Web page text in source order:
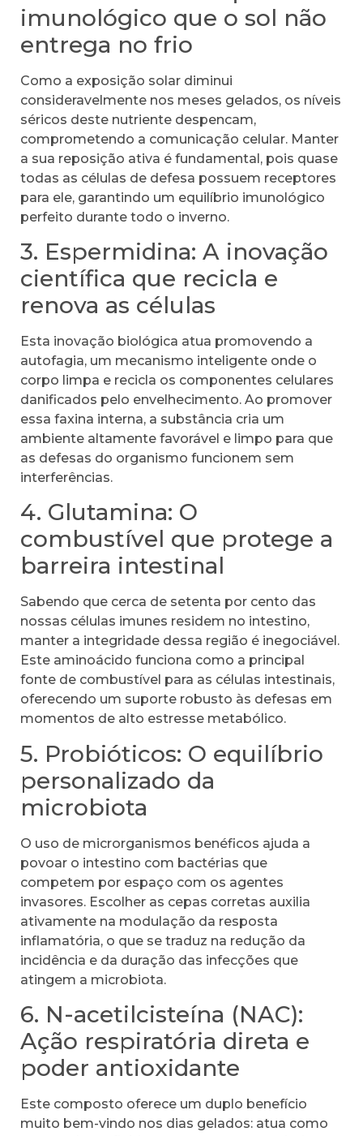
imunológico que o sol não
entrega no frio
Como a exposição solar diminui
consideravelmente nos meses gelados, os níveis
séricos deste nutriente despencam,
comprometendo a comunicação celular. Manter
a sua reposição ativa é fundamental, pois quase
todas as células de defesa possuem receptores
para ele, garantindo um equilíbrio imunológico
perfeito durante todo o inverno.
3. Espermidina: A inovação
científica que recicla e
renova as células
Esta inovação biológica atua promovendo a
autofagia, um mecanismo inteligente onde o
corpo limpa e recicla os componentes celulares
danificados pelo envelhecimento. Ao promover
essa faxina interna, a substância cria um
ambiente altamente favorável e limpo para que
as defesas do organismo funcionem sem
interferências.
4. Glutamina: O
combustível que protege a
barreira intestinal
Sabendo que cerca de setenta por cento das
nossas células imunes residem no intestino,
manter a integridade dessa região é inegociável.
Este aminoácido funciona como a principal
fonte de combustível para as células intestinais,
oferecendo um suporte robusto às defesas em
momentos de alto estresse metabólico.
5. Probióticos: O equilíbrio
personalizado da
microbiota
O uso de microrganismos benéficos ajuda a
povoar o intestino com bactérias que
competem por espaço com os agentes
invasores. Escolher as cepas corretas auxilia
ativamente na modulação da resposta
inflamatória, o que se traduz na redução da
incidência e da duração das infecções que
atingem a microbiota.
6. N-acetilcisteína (NAC):
Ação respiratória direta e
poder antioxidante
Este composto oferece um duplo benefício
muito bem-vindo nos dias gelados: atua como